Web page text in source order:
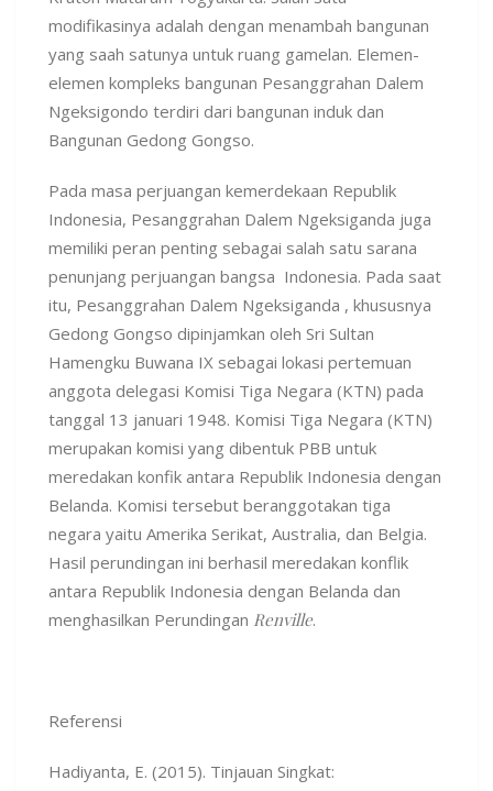
modifikasinya adalah dengan menambah bangunan
yang saah satunya untuk ruang gamelan. Elemen-
elemen kompleks bangunan Pesanggrahan Dalem
Ngeksigondo terdiri dari bangunan induk dan
Bangunan Gedong Gongso.
Pada masa perjuangan kemerdekaan Republik
Indonesia, Pesanggrahan Dalem Ngeksiganda juga
memiliki peran penting sebagai salah satu sarana
penunjang perjuangan bangsa Indonesia. Pada saat
itu, Pesanggrahan Dalem Ngeksiganda , khususnya
Gedong Gongso dipinjamkan oleh Sri Sultan
Hamengku Buwana IX sebagai lokasi pertemuan
anggota delegasi Komisi Tiga Negara (KTN) pada
tanggal 13 januari 1948. Komisi Tiga Negara (KTN)
merupakan komisi yang dibentuk PBB untuk
meredakan konfik antara Republik Indonesia dengan
Belanda. Komisi tersebut beranggotakan tiga
negara yaitu Amerika Serikat, Australia, dan Belgia.
Hasil perundingan ini berhasil meredakan konflik
antara Republik Indonesia dengan Belanda dan
menghasilkan Perundingan Renville.
Referensi
Hadiyanta, E. (2015). Tinjauan Singkat: